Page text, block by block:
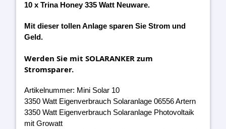
10 x Trina Honey 335 Watt Neuware.
Mit dieser tollen Anlage sparen Sie Strom und
Geld.
Werden Sie mit SOLARANKER zum
Stromsparer.
Artikelnummer: Mini Solar 10
3350 Watt Eigenverbrauch Solaranlage 06556 Artern
3350 Watt Eigenverbrauch Solaranlage Photovoltaik
mit Growatt